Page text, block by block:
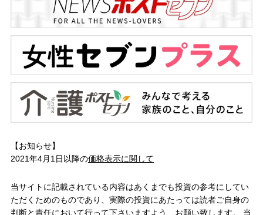
【お知らせ】
2021年4月1日以降の価格表示に関して
当サイトに記載されている内容はあくまでも投資の参考にしてい
ただくためのものであり、実際の投資にあたっては読者ご自身の
判断と責任において行って下さいますよう、お願い致します。 当